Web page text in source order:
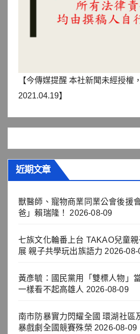
【今傳媒提醒 本社新聞未經授權
2021.04.19】
近期文章
獸醫師、寵物商業同業公會後援
爸」賴瑞隆！
2026-08-09
七族文化輪番上台 TAKAO兒童
展 親子共學玩出族語力 2026-08-
黃彥毓：國民黨用「雙標人物」
一樣看不起高雄人 2026-08-09
南市防暴實力閃耀全國 環湖社區
暴戲劇全國競賽殊榮 2026-08-09